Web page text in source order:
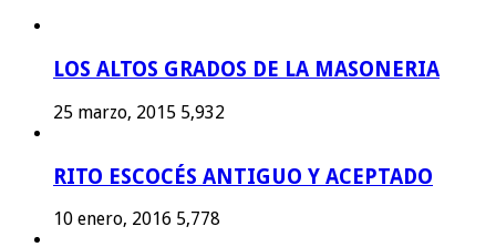
LOS ALTOS GRADOS DE LA MASONERIA
25 marzo, 2015 5,932
RITO ESCOCÉS ANTIGUO Y ACEPTADO
10 enero, 2016 5,778